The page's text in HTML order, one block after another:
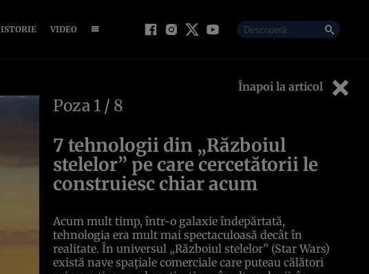
ISTORIE VIDEO
Înapoi la articol
Poza 1 / 8
7 tehnologii din „Războiul
stelelor” pe care cercetătorii le
construiesc chiar acum
Acum mult timp, într-o galaxie îndepărtată,
tehnologia era mult mai spectaculoasă decât în
realitate. În universul „Războiul stelelor” (Star Wars)
există nave spațiale comerciale care puteau călători